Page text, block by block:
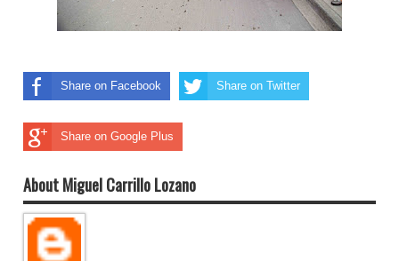
Share on Facebook Share on Twitter
Share on Google Plus
About Miguel Carrillo Lozano